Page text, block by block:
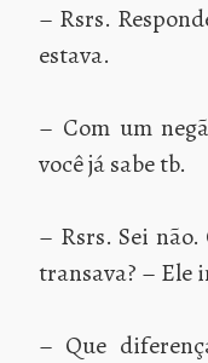
– Rsrs.
estava.
– Com um
você já sabe tb.
– Rsrs. Sei
transava? – Ele
– Que